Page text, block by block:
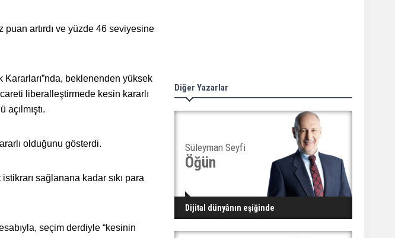
artırdı ve yüzde 46 seviyesine
Kararları”nda, beklenenden yüksek
liberalleştirmede kesin kararlı
olduğunu gösterdi.
sağlanana kadar sıkı para
seçim derdiyle “kesinin
Diğer Yazarlar
Süleyman Seyfi
Öğün
Dijital dünyânın eşiğinde